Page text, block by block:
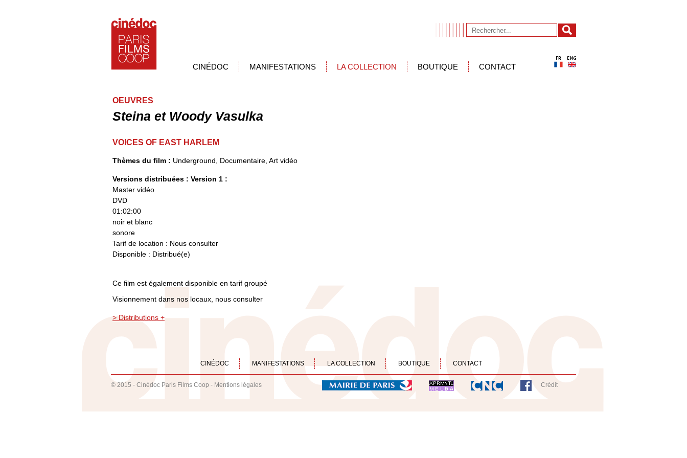
CINÉDOC MANIFESTATIONS LA COLLECTION BOUTIQUE CONTACT
OEUVRES
Steina et Woody Vasulka
VOICES OF EAST HARLEM
Thèmes du film : Underground, Documentaire, Art vidéo
Versions distribuées : Version 1 :
Master vidéo
DVD
01:02:00
noir et blanc
sonore
Tarif de location : Nous consulter
Disponible : Distribué(e)
Ce film est également disponible en tarif groupé
Visionnement dans nos locaux, nous consulter
> Distributions +
CINÉDOC MANIFESTATIONS LA COLLECTION BOUTIQUE CONTACT
© 2015 - Cinédoc Paris Films Coop - Mentions légales Crédit